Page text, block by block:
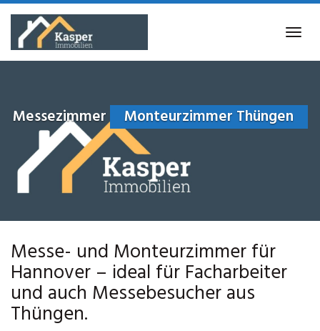
Skip
main
Messezimmer Monteurzimmer Thüngen
Messe- und Monteurzimmer für
Hannover – ideal für Facharbeiter
und auch Messebesucher aus
Thüngen.